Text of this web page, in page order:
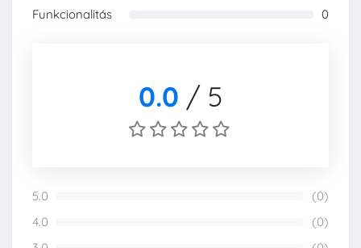
Funkcionalitás
0
0.0 / 5
5.0
(0)
4.0
(0)